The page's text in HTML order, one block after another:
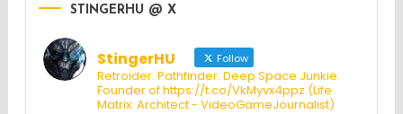
STINGERHU @ X
StingerHU Follow
Retroider. Pathfinder. Deep Space Junkie.
Founder of https://t.co/VkMyvx4ppz (Life
Matrix: Architect - VideoGameJournalist)